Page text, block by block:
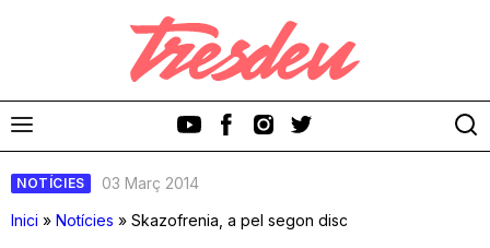
NOTÍCIES
03 Març 2014
Inici » Notícies » Skazofrenia, a pel segon disc